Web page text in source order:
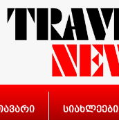
სიახლეები